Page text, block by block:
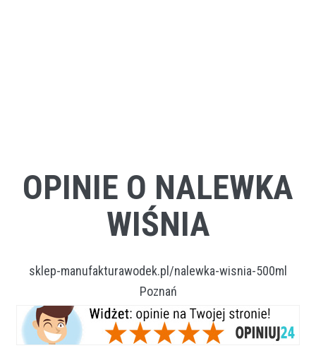
OPINIE O NALEWKA
WIŚNIA
sklep-manufakturawodek.pl/nalewka-wisnia-500ml
Poznań